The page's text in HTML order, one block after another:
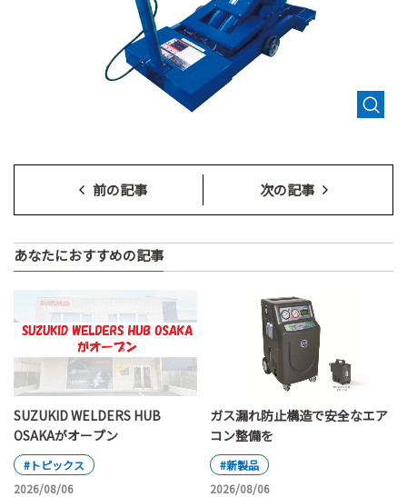
前の記事 次の記事
あなたにおすすめの記事
SUZUKID WELDERS HUB
OSAKAがオープン
#トピックス
2026/08/06
ガス漏れ防止構造で安全なエア
コン整備を
#新製品
2026/08/06